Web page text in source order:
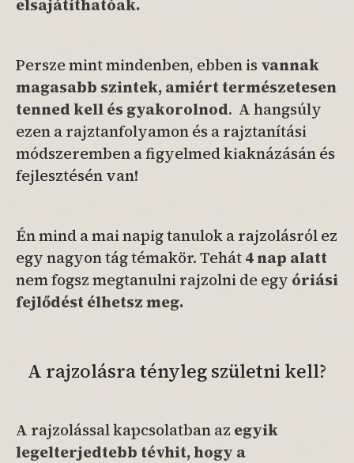
elsajátíthatóak.
Persze mint mindenben, ebben isvannak
magasabb szintek, amiért természetesen
tenned kell és gyakorolnod. A hangsúly
ezen a rajztanfolyamon és a rajztanítási
módszeremben a figyelmed kiaknázásán és
fejlesztésén van!
Én mind a mai napig tanulok a rajzolásról ez
egy nagyon tág témakör. Tehát4 nap alatt
nem fogsz megtanulni rajzolni de egy óriási
fejlődést élhetsz meg.
A rajzolásra tényleg születni kell?
A rajzolással kapcsolatban az egyik
legelterjedtebb tévhit, hogy a